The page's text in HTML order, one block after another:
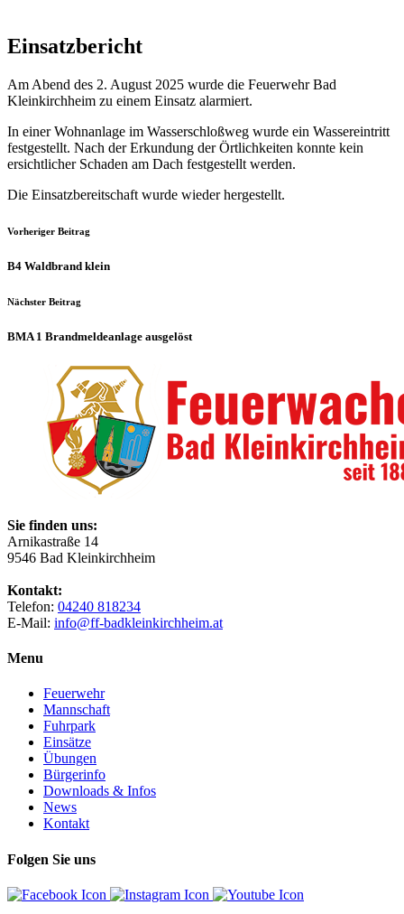
Einsatzbericht
Am Abend des 2. August 2025 wurde die Feuerwehr Bad
Kleinkirchheim zu einem Einsatz alarmiert.
In einer Wohnanlage im Wasserschloßweg wurde ein Wassereintritt
festgestellt. Nach der Erkundung der Örtlichkeiten konnte kein
ersichtlicher Schaden am Dach festgestellt werden.
Die Einsatzbereitschaft wurde wieder hergestellt.
Vorheriger Beitrag
B4 Waldbrand klein
Nächster Beitrag
BMA 1 Brandmeldeanlage ausgelöst
Sie finden uns:
Arnikastraße 14
9546 Bad Kleinkirchheim
Kontakt:
Telefon: 04240 818234
E-Mail: info@ff-badkleinkirchheim.at
Menu
Feuerwehr
Mannschaft
Fuhrpark
Einsätze
Übungen
Bürgerinfo
Downloads & Infos
News
Kontakt
Folgen Sie uns